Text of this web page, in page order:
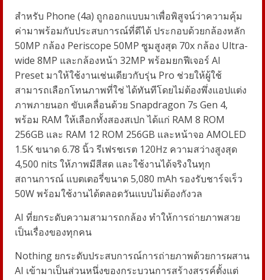
สำหรับ Phone (4a) ถูกออกแบบมาเพื่อพิสูจน์ว่าความคุ้ม
ค่ามาพร้อมกับประสบการณ์ที่ดีได้ ประกอบด้วยกล้องหลัก
50MP กล้อง Periscope 50MP ซูมสูงสุด 70x กล้อง Ultra-
wide 8MP และกล้องหน้า 32MP พร้อมยกฟีเจอร์ AI
Preset มาให้ใช้งานเช่นเดียวกับรุ่น Pro ช่วยให้ผู้ใช้
สามารถเลือกโทนภาพที่ใช่ ได้ทันทีโดยไม่ต้องพึ่งแอปแต่ง
ภาพภายนอก ขับเคลื่อนด้วย Snapdragon 7s Gen 4,
พร้อม RAM ให้เลือกทั้งสองสเปก ได้แก่ RAM 8 ROM
256GB และ RAM 12 ROM 256GB และหน้าจอ AMOLED
1.5Kขนาด6.78 นิ้ว รีเฟรชเรต 120Hz ความสว่างสูงสุด
4,500 nits ให้ภาพมีสีสด และใช้งานได้จริงในทุก
สถานการณ์ แบตเตอรี่ขนาด5,080 mAh รองรับชาร์จเร็ว
50Wพร้อมใช้งานได้ตลอดวันแบบไม่ต้องกังวล
AI ที่ยกระดับความสามารถกล้อง ทำให้การถ่ายภาพสวย
เป็นเรื่องของทุกคน
Nothing ยกระดับประสบการณ์การถ่ายภาพด้วยการผสาน
AI เข้ามาเป็นส่วนหนึ่งของกระบวนการสร้างสรรค์ตั้งแต่